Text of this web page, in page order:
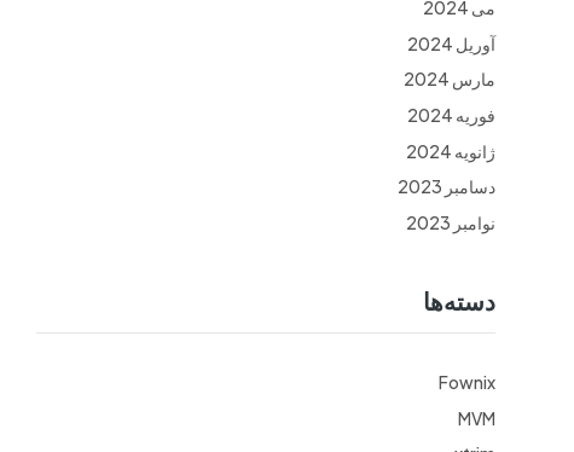
می 2024
آوریل 2024
مارس 2024
فوریه 2024
ژانویه 2024
دسامبر 2023
نوامبر 2023
دسته‌ها
Fownix
MVM